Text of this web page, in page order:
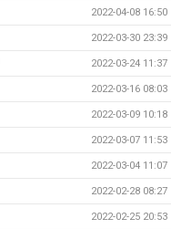
2022-04-08 16:50
2022-03-30 23:39
2022-03-24 11:37
2022-03-16 08:03
2022-03-09 10:18
2022-03-07 11:53
2022-03-04 11:07
2022-02-28 08:27
2022-02-25 20:53